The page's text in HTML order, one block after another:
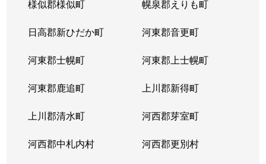
様似郡様似町 幌泉郡えりも町
日高郡新ひだか町 河東郡音更町
河東郡士幌町 河東郡上士幌町
河東郡鹿追町 上川郡新得町
上川郡清水町 河西郡芽室町
河西郡中札内村 河西郡更別村